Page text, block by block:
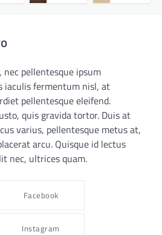
pellentesque ipsum
iaculis fermentum nisl, at
pellentesque eleifend.
quis gravida tortor. Duis at
varius, pellentesque metus at,
arcu. Quisque id lectus
nec, ultrices quam.
Facebook
Instagram